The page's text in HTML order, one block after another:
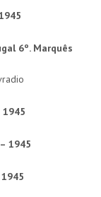
6º. Marquês
1945
1945